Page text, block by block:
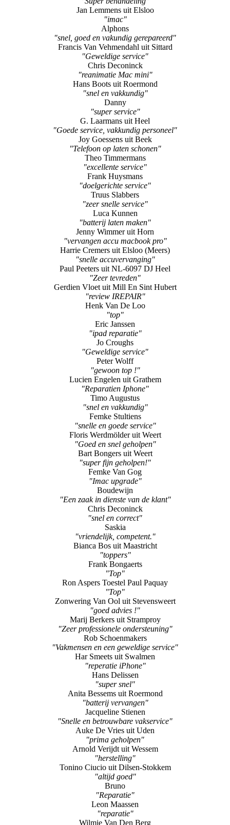
Jan Lemmens uit Elsloo
"imac"
Alphons
"snel, goed en vakundig gerepareerd"
Francis Van Vehmendahl uit Sittard
"Geweldige service"
Chris Deconinck
"reanimatie Mac mini"
Hans Boots uit Roermond
"snel en vakkundig"
Danny
"super service"
G. Laarmans uit Heel
"Goede service, vakkundig personeel"
Joy Goessens uit Beek
"Telefoon op laten schonen"
Theo Timmermans
"excellente service"
Frank Huysmans
"doelgerichte service"
Truus Slabbers
"zeer snelle service"
Luca Kunnen
"batterij laten maken"
Jenny Wimmer uit Horn
"vervangen accu macbook pro"
Harrie Cremers uit Elsloo (Meers)
"snelle accuvervanging"
Paul Peeters uit NL-6097 DJ Heel
"Zeer tevreden"
Gerdien Vloet uit Mill En Sint Hubert
"review IREPAIR"
Henk Van De Loo
"top"
Eric Janssen
"ipad reparatie"
Jo Croughs
"Geweldige service"
Peter Wolff
"gewoon top !"
Lucien Engelen uit Grathem
"Reparatien Iphone"
Timo Augustus
"snel en vakkundig"
Femke Stultiens
"snelle en goede service"
Floris Werdmölder uit Weert
"Goed en snel geholpen"
Bart Bongers uit Weert
"super fijn geholpen!"
Femke Van Gog
"Imac upgrade"
Boudewijn
"Een zaak in dienste van de klant"
Chris Deconinck
"snel en correct"
Saskia
"vriendelijk, competent."
Bianca Bos uit Maastricht
"toppers"
Frank Bongaerts
"Top"
Ron Aspers Toestel Paul Paquay
"Top"
Zonwering Van Ool uit Stevensweert
"goed advies !"
Marij Berkers uit Stramproy
"Zeer professionele ondersteuning"
Rob Schoenmakers
"Vakmensen en een geweldige service"
Har Smeets uit Swalmen
"reperatie iPhone"
Hans Delissen
"super snel"
Anita Bessems uit Roermond
"batterij vervangen"
Jacqueline Stienen
"Snelle en betrouwbare vakservice"
Auke De Vries uit Uden
"prima geholpen"
Arnold Verijdt uit Wessem
"herstelling"
Tonino Ciucio uit Dilsen-Stokkem
"altijd goed"
Bruno
"Reparatie"
Leon Maassen
"reparatie"
Wilmie Van Den Berg